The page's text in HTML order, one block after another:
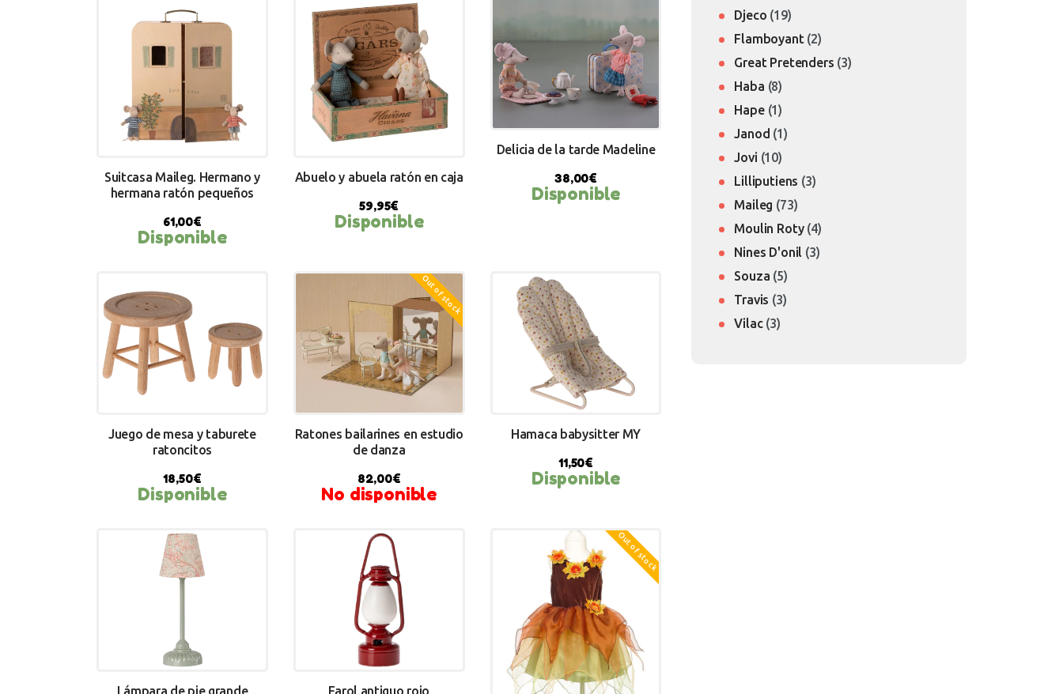
BUY NOW
Suitcasa Maileg. Hermano y
hermana ratón pequeños
61,00€
Disponible BUY NOW
Abuelo y abuela ratón en caja
59,95€
Disponible
BUY NOW
Delicia de la tarde Madeline
38,00€
Disponible
BUY NOW
Juego de mesa y taburete
ratoncitos
18,50€
Disponible
Out of stock
Ratones bailarines en estudio
de danza
82,00€
No disponible
BUY NOW
Hamaca babysitter MY
11,50€
Disponible
Out of stock
Djeco (19)
Flamboyant (2)
Great Pretenders (3)
Haba (8)
Hape (1)
Janod (1)
Jovi (10)
Lilliputiens (3)
Maileg (73)
Moulin Roty (4)
Nines D'onil (3)
Souza (5)
Travis (3)
Vilac (3)